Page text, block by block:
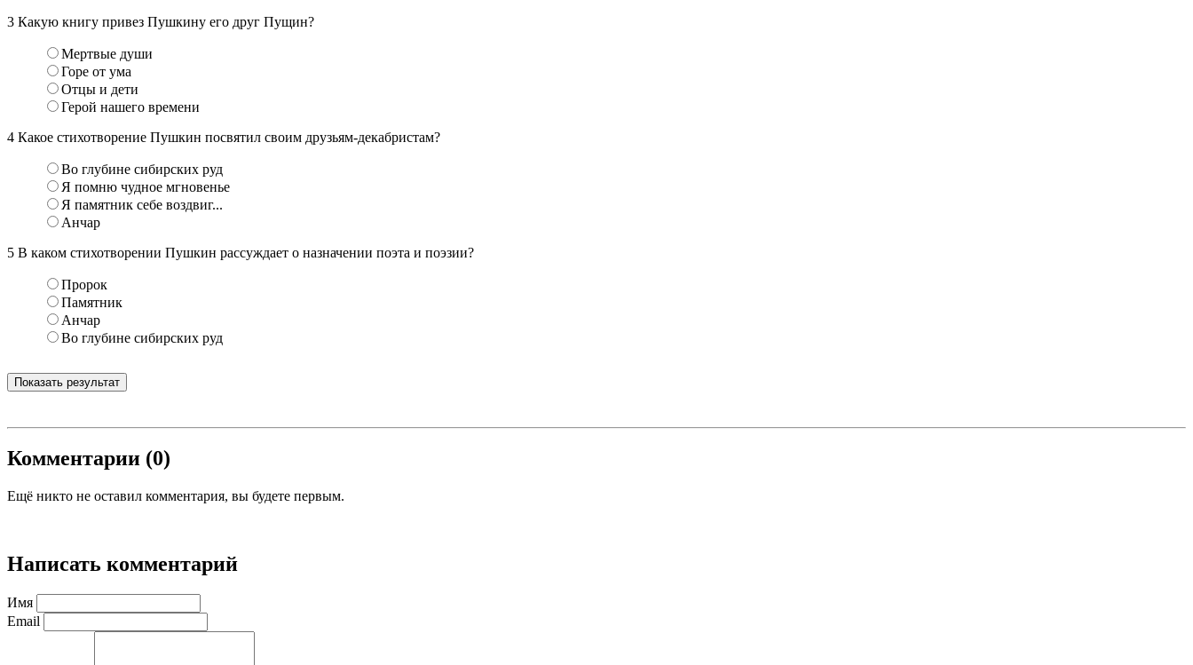
3 Какую книгу привез Пушкину его друг Пущин?
Мертвые души
Горе от ума
Отцы и дети
Герой нашего времени
4 Какое стихотворение Пушкин посвятил своим друзьям-декабристам?
Во глубине сибирских руд
Я помню чудное мгновенье
Я памятник себе воздвиг...
Анчар
5 В каком стихотворении Пушкин рассуждает о назначении поэта и поэзии?
Пророк
Памятник
Анчар
Во глубине сибирских руд
Показать результат
Комментарии (0)
Ещё никто не оставил комментария, вы будете первым.
Написать комментарий
Имя
Email